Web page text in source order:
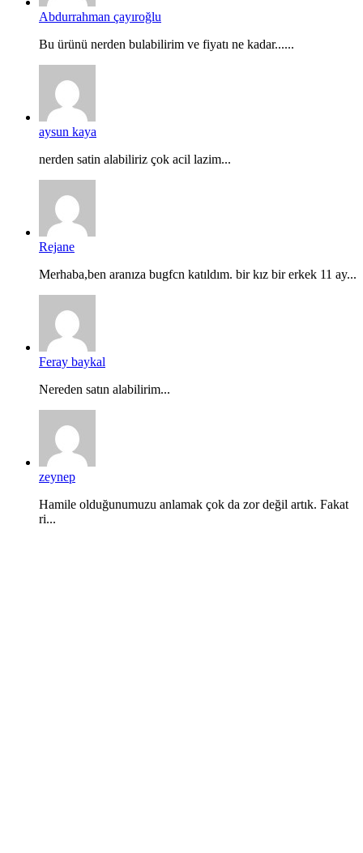
Abdurrahman çayıroğlu
Bu ürünü nerden bulabilirim ve fiyatı ne kadar......
aysun kaya
nerden satin alabiliriz çok acil lazim...
Rejane
Merhaba,ben aranıza bugfcn katıldım. bir kız bir erkek 11 ay...
Feray baykal
Nereden satın alabilirim...
zeynep
Hamile olduğunumuzu anlamak çok da zor değil artık. Fakat
ri...